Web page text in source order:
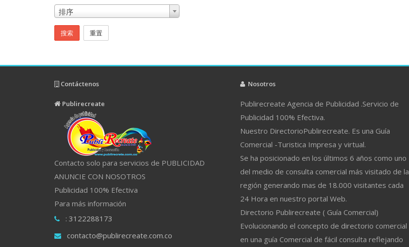
排序
搜索 重置
Contáctenos
Publirecreate
Contacto solo para servicios de PUBLICIDAD
ANUNCIE CON NOSOTROS
Publicidad 100% Efectiva
Para más información
: 3122288173
contacto@publirecreate.com.co
Nosotros
Publirecreate Agencia de Publicidad .Servicio de
Publicidad 100% Efectiva.
Nuestro DirectorioPublirecreate. Es una Guía
Comercial -Turistica Impresa y virtual.
Se ha posicionado en los últimos 6 años como uno
del medio de consulta comercial más visitado de la
región generando mas de 18.000 visitantes cada
24 Hora en nuestro portal Web.
Directorio Publirecreate ( Guía Comercial)
Evolucionando el concepto de directorio comercial
en una guía Comercial de fácil consulta reflejando